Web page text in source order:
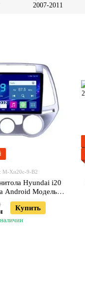
2007-2011
М-Хи20с-9-В2
Hyundai i20
Android Модель
2/32 Гб
Купить